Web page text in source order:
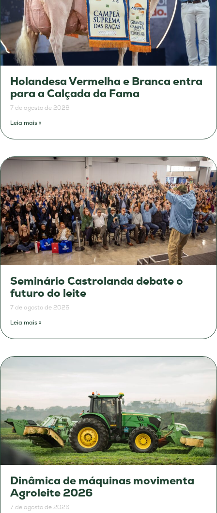
Holandesa Vermelha e Branca entra
para a Calçada da Fama
7 de agosto de 2026
Leia mais »
Seminário Castrolanda debate o
futuro do leite
7 de agosto de 2026
Leia mais »
Dinâmica de máquinas movimenta
Agroleite 2026
7 de agosto de 2026